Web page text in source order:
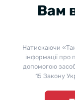
Вам
Натискаючи
інформації про
допомогою
15 Закону